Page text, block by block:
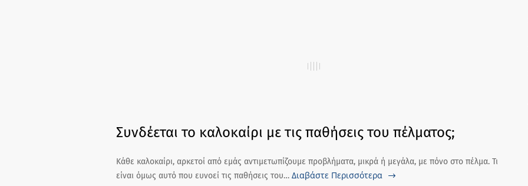
Συνδέεται το καλοκαίρι με τις παθήσεις του πέλματος;
Κάθε καλοκαίρι, αρκετοί από εμάς αντιμετωπίζουμε προβλήματα, μικρά ή μεγάλα, με πόνο στο πέλμα. Τι
είναι όμως αυτό που ευνοεί τις παθήσεις του… Διαβάστε Περισσότερα